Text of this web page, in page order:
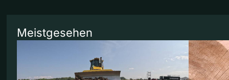
Meistgesehen